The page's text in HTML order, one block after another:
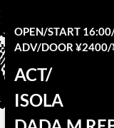
OPEN/START
ADV/DOOR
ACT/
ISOLA